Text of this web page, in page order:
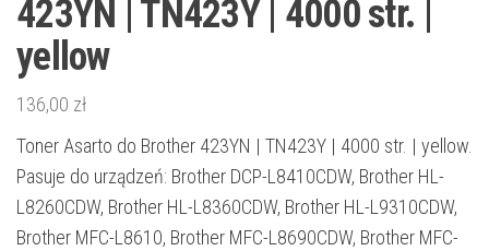
423YN | TN423Y | 4000 str. |
yellow
136,00 zł
Toner Asarto do Brother 423YN | TN423Y | 4000 str. | yellow.
Pasuje do urządzeń: Brother DCP-L8410CDW, Brother HL-
L8260CDW, Brother HL-L8360CDW, Brother HL-L9310CDW,
Brother MFC-L8610, Brother MFC-L8690CDW, Brother MFC-